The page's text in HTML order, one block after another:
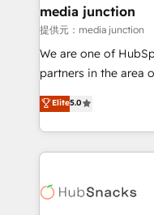
Mexico, USA, and
hundred successful operations.
rooted in RevOps
training, planning,
inbound marketing
understanding,
competitive market.
media junction
提供元：media junction
We are one of
partners in the area
design &
implementations for
companies. We are woman-owned, powered by
coffee, and we ❤️ dogs. We produce award-
Impact Award
Elite5.0